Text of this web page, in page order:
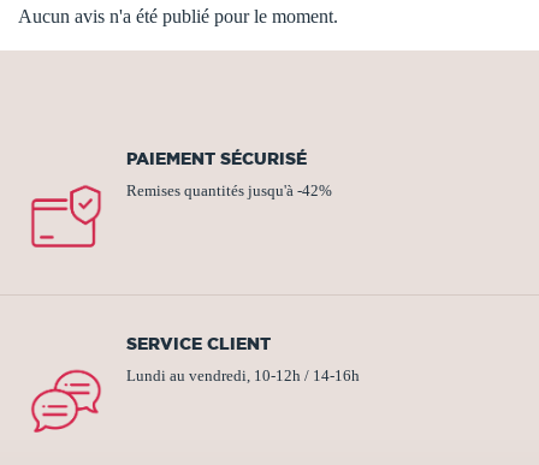
Aucun avis n'a été publié pour le moment.
PAIEMENT SÉCURISÉ
Remises quantités jusqu'à -42%
SERVICE CLIENT
Lundi au vendredi, 10-12h / 14-16h